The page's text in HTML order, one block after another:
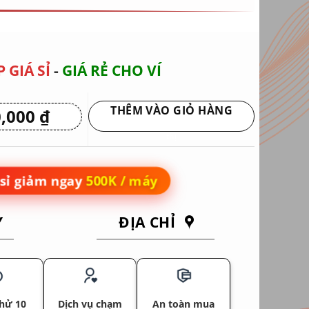
GIÁ SỈ- GIÁ RẺ CHO VÍ
₫Giá
tại
7,950,000 ₫.
THÊM VÀO GIỎ HÀNG
giảm ngay 500K / máy
ĐỊA CHỈ
10
Dịch vụ chạm
An toàn mua